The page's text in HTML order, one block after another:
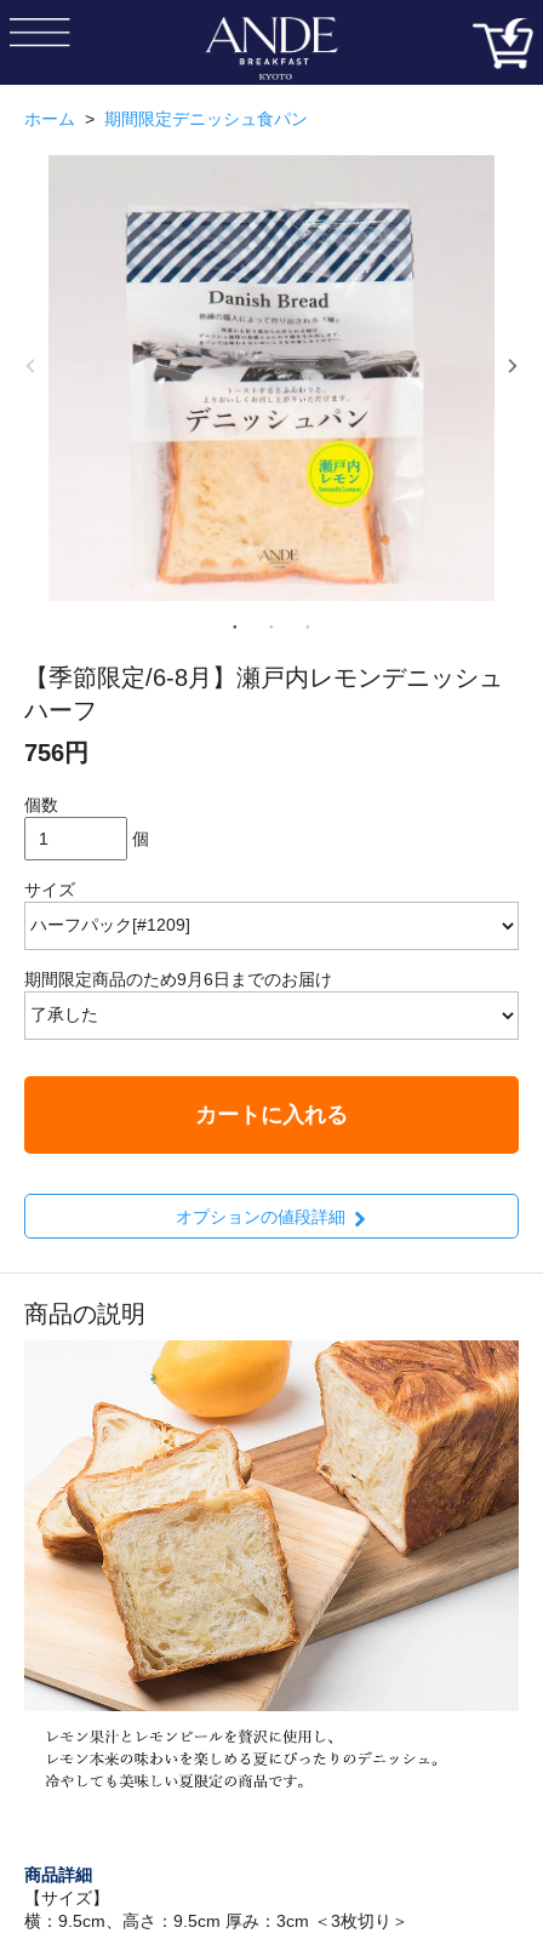
ホーム > 期間限定デニッシュ食パン
【季節限定/6-8月】瀬戸内レモンデニッシュ
ハーフ
756円
個数
個
サイズ
期間限定商品のため9月6日までのお届け
カートに入れる
オプションの値段詳細
商品の説明
商品詳細
【サイズ】
横：9.5cm、高さ：9.5cm 厚み：3cm ＜3枚切り＞